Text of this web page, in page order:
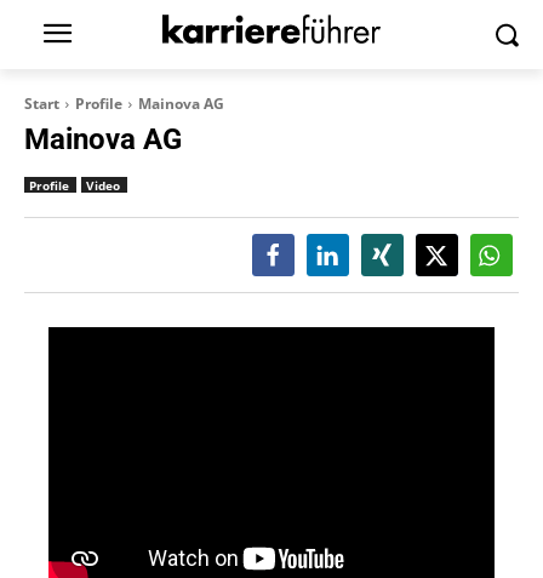
Start Profile Mainova AG
Mainova AG
Profile Video